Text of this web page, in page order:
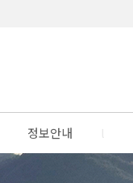
정보안내